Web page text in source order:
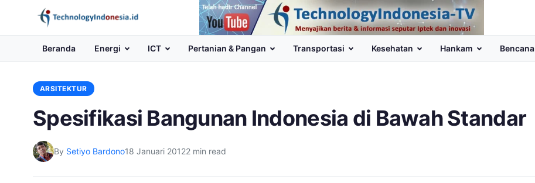
Channel
Youtube
Beranda Energi ICT Pertanian & Pangan Transportasi Kesehatan Hankam Bencana
ARSITEKTUR
Spesifikasi Bangunan Indonesia di Bawah Standar
By Setiyo Bardono18 Januari 20122 min read